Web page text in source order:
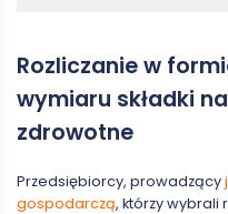
Rozliczanie w
wymiaru składki
zdrowotne
Przedsiębiorcy, prowadzący
gospodarczą, którzy wybrali